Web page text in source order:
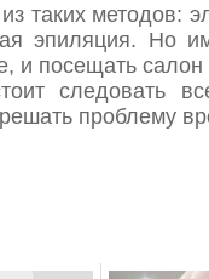
таких методов:
эпиляция. Но
и посещать салон
следовать
проблему